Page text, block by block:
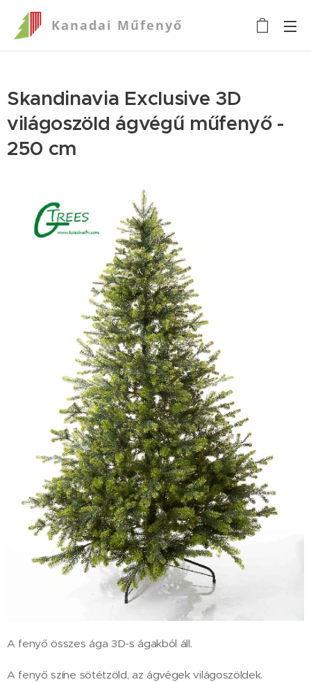
Kanadai Műfenyő
Skandinavia Exclusive 3D
világoszöld ágvégű műfenyő -
250 cm
A fenyő összes ága 3D-s ágakból áll.
A fenyő színe sötétzöld, az ágvégek világoszöldek.